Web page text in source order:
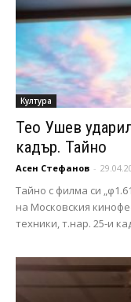
Култура
Тео Ушев
кадър. Тайно
Асен Стефанов -
Тайно с филма си
на Московския
техники, т.нар. 25-и